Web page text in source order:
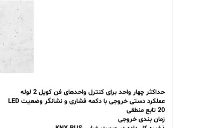
حداکثر چهار واحد برای کنترل واحدهای فن کویل 2 لوله
عملکرد دستی خروجی با دکمه فشاری و نشانگر وضعیت LED
20 تابع منطقی
زمان بندی خروجی